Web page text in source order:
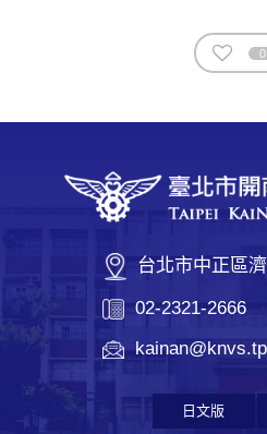
0
台北市中正區
02-2321-2666
日文版